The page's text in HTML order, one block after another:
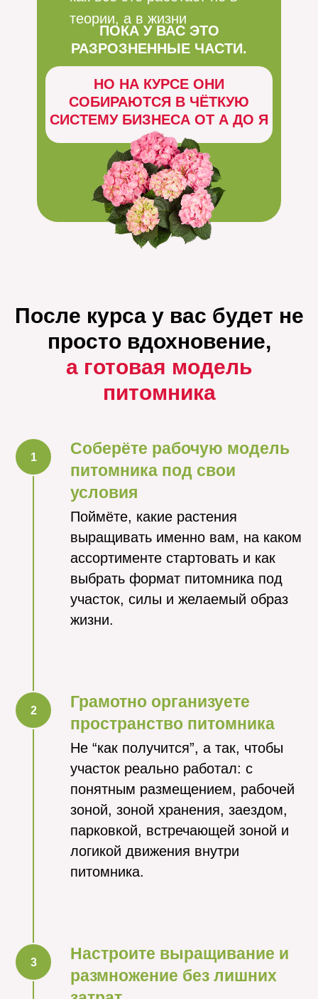
ПОКА У ВАС ЭТО
РАЗРОЗНЕННЫЕ ЧАСТИ.
НО НА КУРСЕ ОНИ
СОБИРАЮТСЯ В ЧЁТКУЮ
СИСТЕМУ БИЗНЕСА ОТ А ДО Я
теории, а в жизни
После курса у вас будет не
просто вдохновение,
а готовая модель
питомника
Соберёте рабочую модель
питомника под свои
условия
Поймёте, какие растения
выращивать именно вам, на каком
ассортименте стартовать и как
выбрать формат питомника под
участок, силы и желаемый образ
жизни.
Грамотно организуете
пространство питомника
Не “как получится”, а так, чтобы
участок реально работал: с
понятным размещением, рабочей
зоной, зоной хранения, заездом,
парковкой, встречающей зоной и
логикой движения внутри
питомника.
Настроите выращивание и
размножение без лишних